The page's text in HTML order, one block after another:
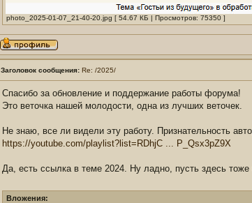
photo_2025-01-07_21-40-20.jpg [ 54.67 КБ | Просмотров: 75350 ]
Заголовок сообщения: Re: /2025/
Спасибо за обновление и поддержание работы форума!
Это веточка нашей молодости, одна из лучших веточек.
Не знаю, все ли видели эту работу. Признательность
https://youtube.com/playlist?list=RDhjC ... P_Qsx3pZ9X
Да, есть ссылка в теме 2024. Ну ладно, пусть здесь тоже
Вложения: